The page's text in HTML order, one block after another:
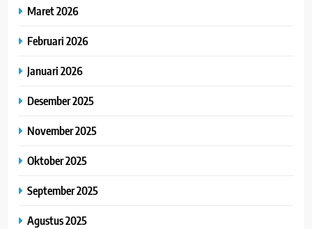
Maret 2026
Februari 2026
Januari 2026
Desember 2025
November 2025
Oktober 2025
September 2025
Agustus 2025